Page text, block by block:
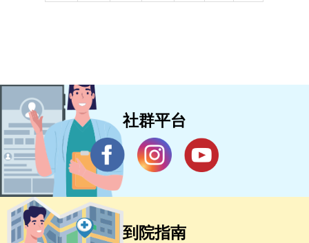
社群平台
到院指南